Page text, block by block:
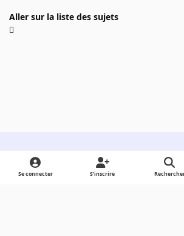
Aller sur la liste des sujets
Light ModeDark ModeSystem Preference
Se connecter S’inscrire